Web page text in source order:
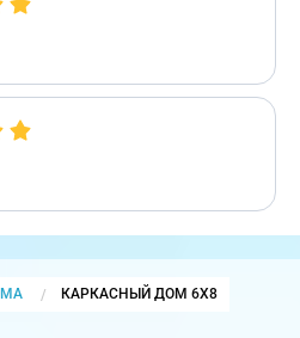
CURRENT:
КАРКАСНЫЙ ДОМ 6Х8